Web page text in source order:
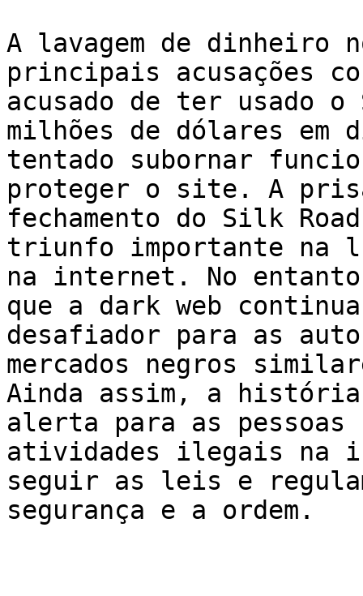
A lavagem de dinheiro
principais acusações
acusado de ter usado
milhões de dólares
tentado subornar
proteger o site. A
fechamento do Silk
triunfo importante na
na internet. No
que a dark web
desafiador para as
mercados negros
Ainda assim, a história
alerta para as
atividades ilegais na
seguir as leis e